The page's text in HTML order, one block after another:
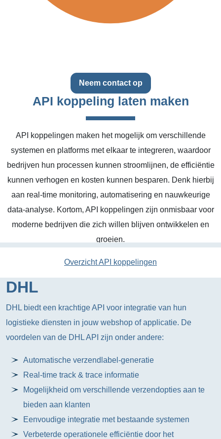
Neem contact op
API koppeling laten maken
API koppelingen maken het mogelijk om verschillende
systemen en platforms met elkaar te integreren, waardoor
bedrijven hun processen kunnen stroomlijnen, de efficiëntie
kunnen verhogen en kosten kunnen besparen. Denk hierbij
aan real-time monitoring, automatisering en nauwkeurige
data-analyse. Kortom, API koppelingen zijn onmisbaar voor
moderne bedrijven die zich willen blijven ontwikkelen en
groeien.
Overzicht API koppelingen
DHL
DHL biedt een krachtige API voor integratie van hun
logistieke diensten in jouw webshop of applicatie. De
voordelen van de DHL API zijn onder andere:
Automatische verzendlabel-generatie
Real-time track & trace informatie
Mogelijkheid om verschillende verzendopties aan te
bieden aan klanten
Eenvoudige integratie met bestaande systemen
Verbeterde operationele efficiëntie door het